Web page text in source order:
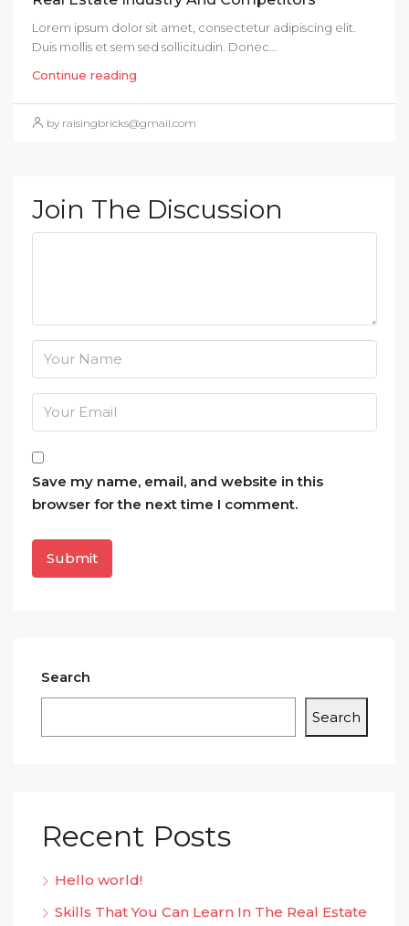
Lorem ipsum dolor sit amet, consectetur adipiscing elit.
Duis mollis et sem sed sollicitudin. Donec...
Continue reading
by raisingbricks@gmail.com
Join The Discussion
Save my name, email, and website in this
browser for the next time I comment.
Search
Search
Recent Posts
Hello world!
Skills That You Can Learn In The Real Estate